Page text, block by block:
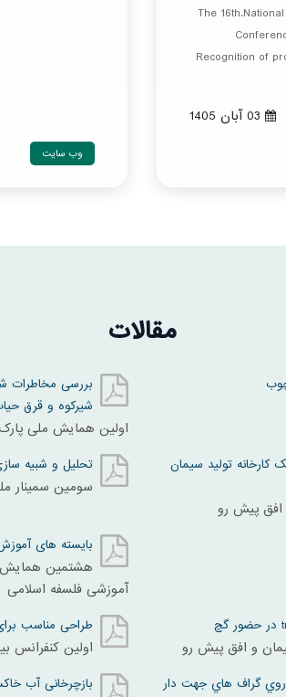
The
Recognition of
وب سایت
مقالات
بررسی مخاطرات
شیرکوه و قرق
اولین همایش ملی
تولید سیمان
افق پیش رو
تحلیل و شبیه
سومین سمینار
بایسته های
هشتمین همایش
آموزشی فلسفه اسلامی
و افق پیش رو
طراحی مناسب
اولین کنفرانس
روي گراف هاي جهت دار بازچرخانی آب